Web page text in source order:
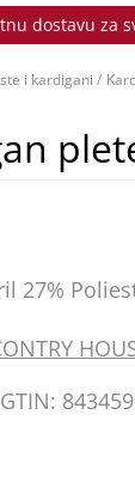
dostavu za
i kardigani /
27%
GTIN: 843459